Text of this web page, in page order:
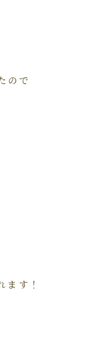
ので
す！